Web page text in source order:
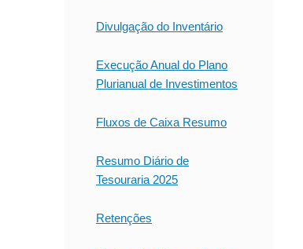
Divulgação do Inventário
Execução Anual do Plano
Plurianual de Investimentos
Fluxos de Caixa Resumo
Resumo Diário de
Tesouraria 2025
Retenções